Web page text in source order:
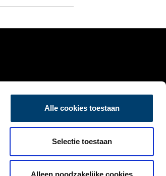
Alle cookies toestaan
Selectie toestaan
Alleen noodzakelijke cookies